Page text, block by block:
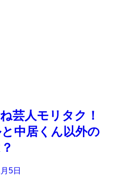
芸人モリタク！
中居くん以外の
5日